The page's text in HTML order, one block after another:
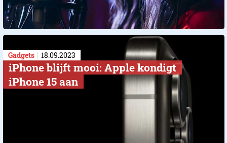
Gadgets 18.09.2023
iPhone blijft mooi: Apple kondigt
iPhone 15 aan